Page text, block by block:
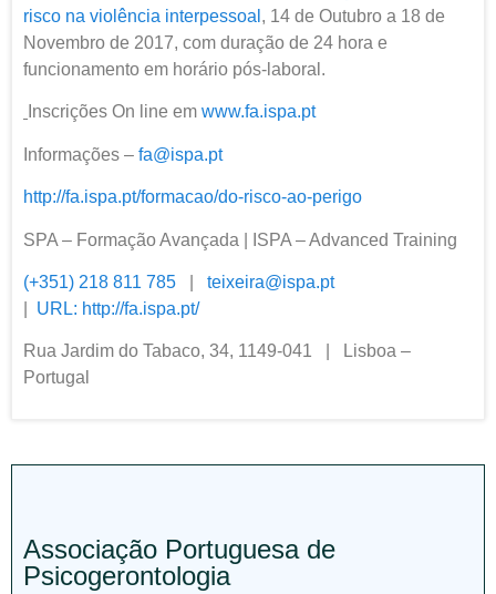
risco na violência interpessoal , 14 de Outubro a 18 de
Novembro de 2017, com duração de 24 hora e
funcionamento em horário pós-laboral.
Inscrições On line em www.fa.ispa.pt
Informações – fa@ispa.pt
http://fa.ispa.pt/formacao/do-risco-ao-perigo
SPA – Formação Avançada | ISPA – Advanced Training
(+351) 218 811 785
teixeira@ispa.pt
URL: http://fa.ispa.pt/
Rua Jardim do Tabaco, 34, 1149-041 | Lisboa –
Portugal
Associação Portuguesa de
Psicogerontologia